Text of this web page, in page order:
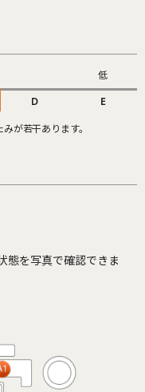
低
D E
が若干あります。
態を写真で確認できま